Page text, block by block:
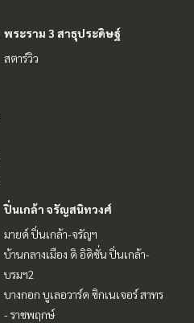
พระราม 3 สาธุประดิษฐ์
สตาร์วิว
ปิ่นเกล้า จรัญสนิทวงศ์
มายด์ ปิ่นเกล้า-จรัญฯ
บ้านกลางเมือง ดิ อิดิชั่น ปิ่นเกล้า-
บรมฯ2
บางกอก บูเลอวาร์ด ซิกเนเจอร์ สาทร
- ราชพฤกษ์